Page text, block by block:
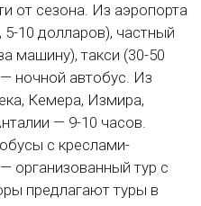
от сезона. Из аэропорта
10 долларов), частный
машину), такси (30-50
ночной автобус. Из
Кемера, Измира,
— 9-10 часов.
с креслами-
организованный тур с
предлагают туры в